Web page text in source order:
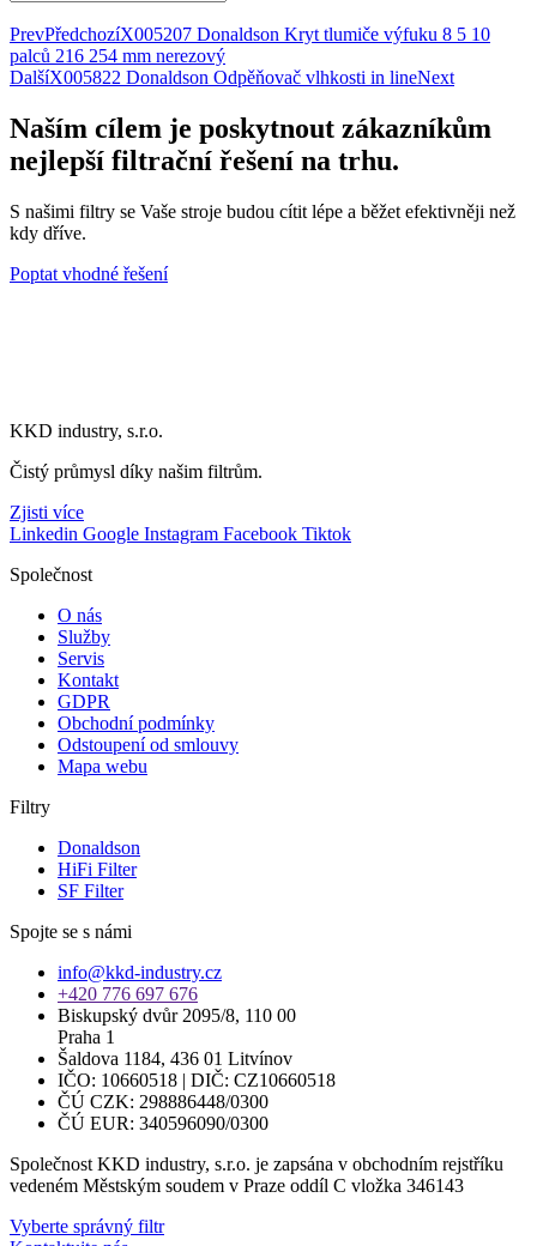
Donaldson
Indikátor
podtlaku
PrevPředchozíX005207 Donaldson Kryt tlumiče výfuku 8 5 10
palců 216 254 mm nerezový
DalšíX005822 Donaldson Odpěňovač vlhkosti in lineNext
Naším cílem je poskytnout zákazníkům
nejlepší filtrační řešení na trhu.
S našimi filtry se Vaše stroje budou cítit lépe a běžet efektivněji než
kdy dříve.
Poptat vhodné řešení
KKD industry, s.r.o.
Čistý průmysl díky našim filtrům.
Zjisti více
Linkedin Google Instagram Facebook Tiktok
Společnost
O nás
Služby
Servis
Kontakt
GDPR
Obchodní podmínky
Odstoupení od smlouvy
Mapa webu
Filtry
Donaldson
HiFi Filter
SF Filter
Spojte se s námi
info@kkd-industry.cz
+420 776 697 676
Biskupský dvůr 2095/8, 110 00
Praha 1
Šaldova 1184, 436 01 Litvínov
IČO: 10660518 | DIČ: CZ10660518
ČÚ CZK: 298886448/0300
ČÚ EUR: 340596090/0300
Společnost KKD industry, s.r.o. je zapsána v obchodním rejstříku
vedeném Městským soudem v Praze oddíl C vložka 346143
Vyberte správný filtr